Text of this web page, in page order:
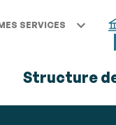
SERVICES
Structure